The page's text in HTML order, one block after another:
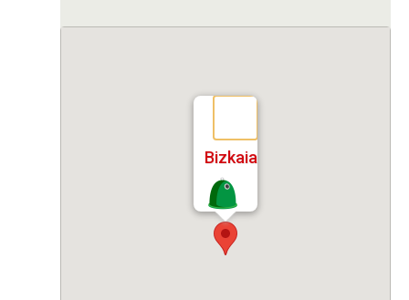
Bizkaia